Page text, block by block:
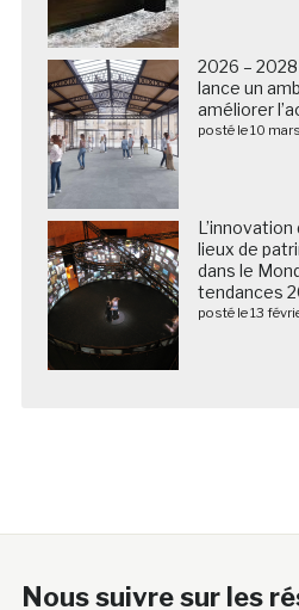
2026 – 2028
lance un
améliorer
posté le 10
lieux de
dans le
tendances
posté le 13
Nous suivre sur les